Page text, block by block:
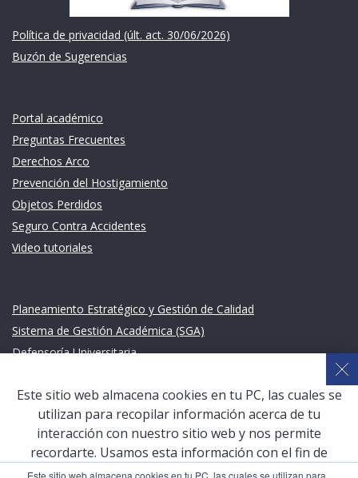
Este sitio web almacena cookies en tu PC, las cuales se utilizan para
Política de privacidad (últ. act. 30/06/2026)
Buzón de Sugerencias
Portal académico
Preguntas Frecuentes
Derechos Arco
Prevención del Hostigamiento
Objetos Perdidos
Seguro Contra Accidentes
Video tutoriales
Planeamiento Estratégico y Gestión de Calidad
Sistema de Gestión Académica (SGA)
Defensoría Universitaria
San Pablo Mail
Aula Virtual Pregrado
Aula Virtual Postgrado
Este sitio web almacena cookies en tu PC, las cuales se
utilizan para recopilar información acerca de tu
interacción con nuestro sitio web y nos permite
recordarte. Usamos esta información con el fin de
mejorar y personalizar tu experiencia de navegación y